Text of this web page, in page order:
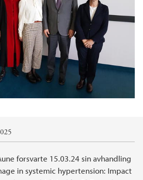
forsvarte 15.03.24 sin avhandling
in systemic hypertension: Impact